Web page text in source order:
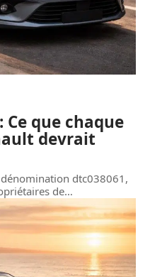
Ce que chaque
devrait
dénomination dtc038061,
de…